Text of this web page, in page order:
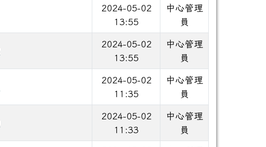
2024-05-02
13:55
中心管理
員
2024-05-02
13:55
中心管理
員
2024-05-02
11:35
中心管理
員
2024-05-02
11:33
中心管理
員